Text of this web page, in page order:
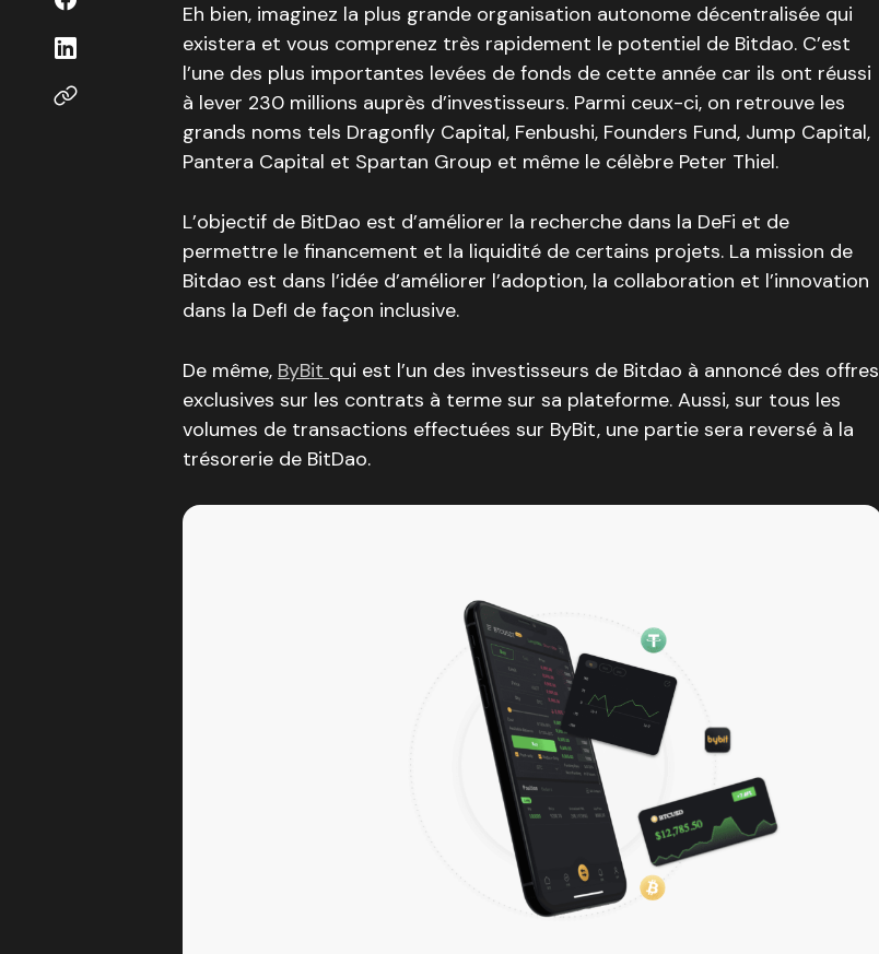
Eh bien, imaginez la plus grande organisation autonome décentralisée qui
existera et vous comprenez très rapidement le potentiel de Bitdao. C’est
l’une des plus importantes levées de fonds de cette année car ils ont réussi
à lever 230 millions auprès d’investisseurs. Parmi ceux-ci, on retrouve les
grands noms tels Dragonfly Capital, Fenbushi, Founders Fund, Jump Capital,
Pantera Capital et Spartan Group et même le célèbre Peter Thiel.
L’objectif de BitDao est d’améliorer la recherche dans la DeFi et de
permettre le financement et la liquidité de certains projets. La mission de
Bitdao est dans l’idée d’améliorer l’adoption, la collaboration et l’innovation
dans la DefI de façon inclusive.
De même, ByBit qui est l’un des investisseurs de Bitdao à annoncé des offres
exclusives sur les contrats à terme sur sa plateforme. Aussi, sur tous les
volumes de transactions effectuées sur ByBit, une partie sera reversé à la
trésorerie de BitDao.